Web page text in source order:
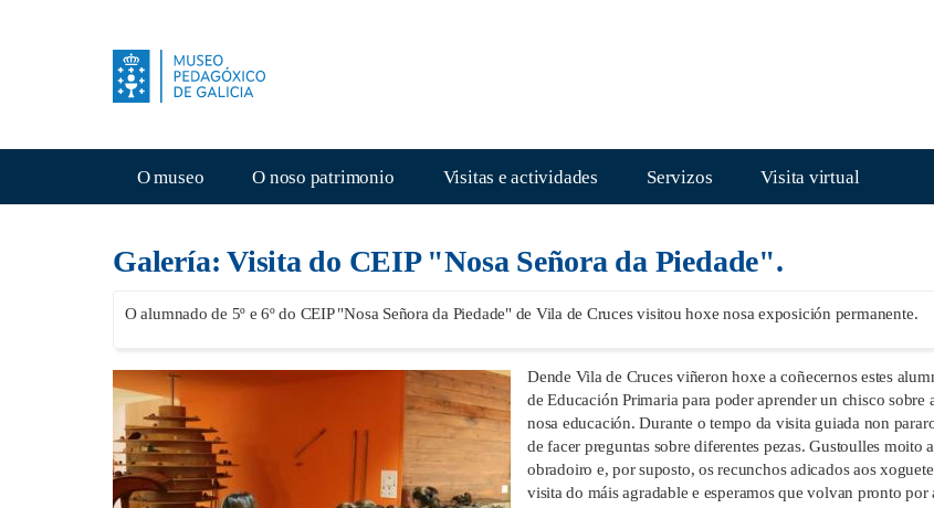
O museo O noso patrimonio Visitas e actividades Servizos Visita virtual
Galería: Visita do CEIP "Nosa Señora da Piedade".
O alumnado de 5º e 6º do CEIP "Nosa Señora da Piedade" de Vila de Cruces visitou hoxe nosa exposición permanente.
Dende Vila de Cruces viñeron hoxe a coñecernos estes
de Educación Primaria para poder aprender un chisco sobre
nosa educación. Durante o tempo da visita guiada non
de facer preguntas sobre diferentes pezas. Gustoulles moito
obradoiro e, por suposto, os recunchos adicados aos
visita do máis agradable e esperamos que volvan pronto por